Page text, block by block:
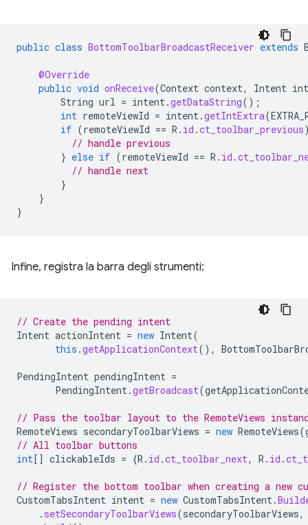
public class BottomToolbarBroadcastReceiver extends
@Override
public void onReceive(Context context, Intent
String url = intent .getDataString();
int remoteViewId = intent .getIntExtra(
if (remoteViewId == R . id .ct_toolbar_previous
// handle previous
} else if (remoteViewId == R . id .
// handle next
}
}
}
Infine, registra la barra degli strumenti:
// Create the pending intent
Intent actionIntent = new Intent(
this .getApplicationContext(),
PendingIntent pendingIntent =
PendingIntent .getBroadcast(
// Pass the toolbar layout to the RemoteViews
RemoteViews secondaryToolbarViews = new RemoteViews(
// All toolbar buttons
int[] clickableIds = {R . id .ct_toolbar_next, R . id .
// Register the bottom toolbar when creating a new
CustomTabsIntent intent = new CustomTabsIntent .
. setSecondaryToolbarViews(secondaryToolbarViews,